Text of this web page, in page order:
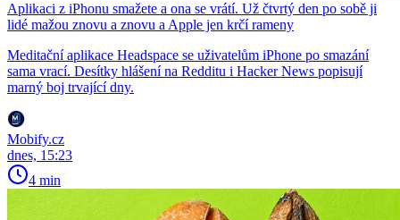
Aplikaci z iPhonu smažete a ona se vrátí. Už čtvrtý den po sobě ji
lidé mažou znovu a znovu a Apple jen krčí rameny
Meditační aplikace Headspace se uživatelům iPhone po smazání
sama vrací. Desítky hlášení na Redditu i Hacker News popisují
marný boj trvající dny.
Mobify.cz
dnes, 15:23
4 min